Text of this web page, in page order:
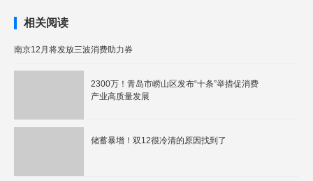
相关阅读
南京12月将发放三波消费助力券
2300万！青岛市崂山区发布“十条”举措促消费
产业高质量发展
储蓄暴增！双12很冷清的原因找到了